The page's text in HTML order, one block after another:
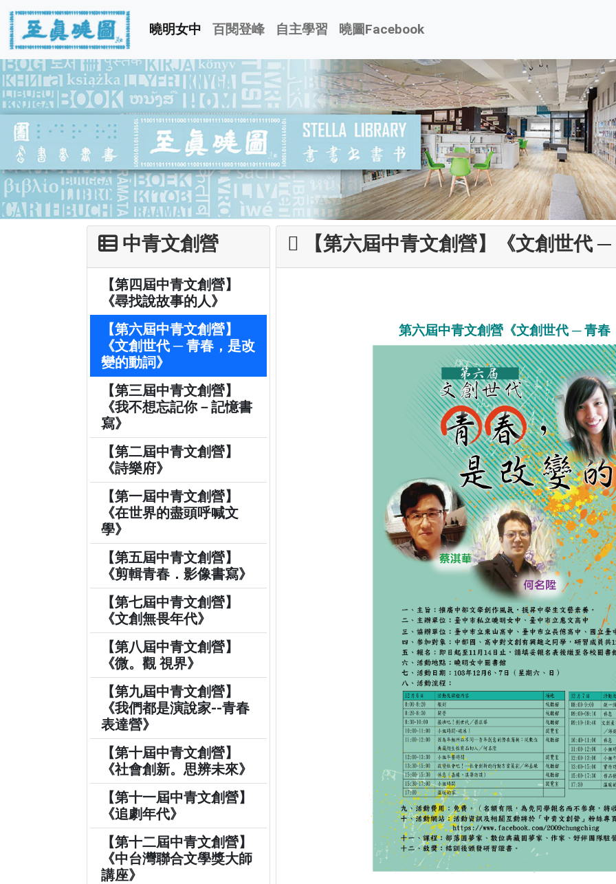
曉明女中 百閱登峰 自主學習 曉圖Facebook
中青文創營
【第四屆中青文創營】
《尋找說故事的人》
【第六屆中青文創營】
《文創世代 ─ 青春，是改
變的動詞》
【第三屆中青文創營】
《我不想忘記你－記憶書
寫》
【第二屆中青文創營】
《詩樂府》
【第一屆中青文創營】
《在世界的盡頭呼喊文
學》
【第五屆中青文創營】
《剪輯青春．影像書寫》
【第七屆中青文創營】
《文創無畏年代》
【第八屆中青文創營】
《微。觀 視界》
【第九屆中青文創營】
《我們都是演說家--青春
表達營》
【第十屆中青文創營】
《社會創新。思辨未來》
【第十一屆中青文創營】
《追劇年代》
【第十二屆中青文創營】
《中台灣聯合文學獎大師
講座》
【第六屆中青文創營】《文創世代 ─
第六屆中青文創營《文創世代 ─ 青春